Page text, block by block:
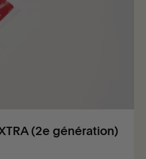
(2e génération)